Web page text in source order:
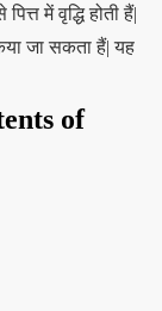
में वृद्धि होती हैं|
जा सकता हैं| यह
of